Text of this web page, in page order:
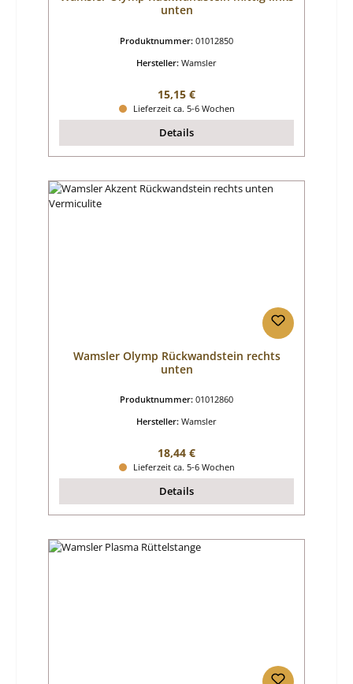
unten
Produktnummer: 01012850
Hersteller: Wamsler
Regulärer Preis:
15,15 €
Lieferzeit ca. 5-6 Wochen
Details
Wamsler Olymp Rückwandstein rechts
unten
Produktnummer: 01012860
Hersteller: Wamsler
Regulärer Preis:
18,44 €
Lieferzeit ca. 5-6 Wochen
Details